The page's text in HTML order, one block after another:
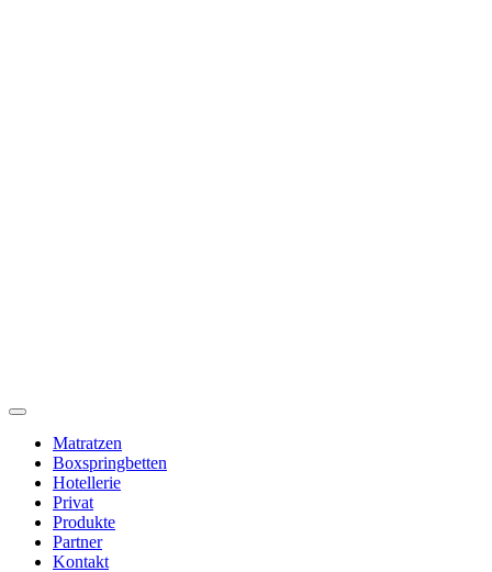
Toggle
NavigationMatratzen
Boxspringbetten
Hotellerie
Privat
Produkte
Partner
Kontakt